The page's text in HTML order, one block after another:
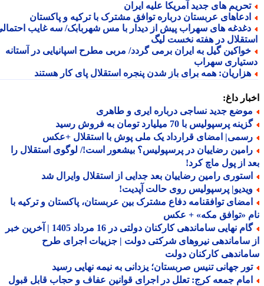
های جدید آمریکا علیه ایران
عربستان درباره توافق مشترک با ترکیه و پاکستان
های سهراب پیش از دیدار با مس شهربابک/ سه غایب احتمالی
در هفته نخست لیگ
گیل به ایران برمی گردد/ مربی مطرح اسپانیایی در آستانه
سهراب
همه برای باز شدن پنجره استقلال پای کار هستند
داغ:
جدید نساجی درباره ایری و طاهری
پرسپولیس با 70 میلیارد تومان به فروش رسید
امضای قرارداد یک ملی پوش با استقلال +عکس
رضاییان در پرسپولیس؟ بیشعور است!/ لوگوی استقلال را
از پول ماچ کرد!
رامین رضاییان بعد جدایی از استقلال وایرال شد
پرسپولیس روی حالت آپدیت!
توافقنامه دفاع مشترک بین عربستان، پاکستان و ترکیه با
«توافق مکه» + عکس
گام نهایی ساماندهی کارکنان دولتی در 16 مرداد 1405 | آخرین خبر
ساماندهی نیروهای شرکتی دولت | جزییات اجرای طرح
کارکنان دولت
جهانی تنیس صربستان؛ یزدانی به نیمه نهایی رسید
جمعه کرج: تعلل در اجرای قوانین عفاف و حجاب قابل قبول